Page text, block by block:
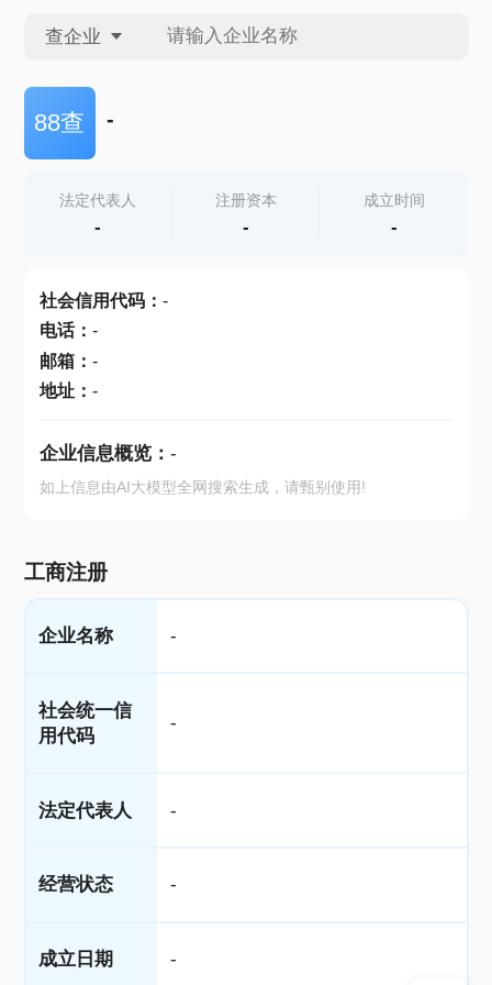
查企业
查企业
查产地
88查 -
法定代表人
-
注册资本
-
成立时间
-
社会信用代码： -
电话： -
邮箱： -
地址： -
企业信息概览： -
如上信息由AI大模型全网搜索生成，请甄别使用!
工商注册
企业名称 -
社会统一信
用代码
-
法定代表人 -
经营状态 -
成立日期 -